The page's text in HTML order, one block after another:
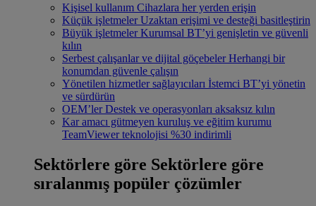
Kişisel kullanım Cihazlara her yerden erişin
Küçük işletmeler Uzaktan erişimi ve desteği basitleştirin
Büyük işletmeler Kurumsal BT’yi genişletin ve güvenli
kılın
Serbest çalışanlar ve dijital göçebeler Herhangi bir
konumdan güvenle çalışın
Yönetilen hizmetler sağlayıcıları İstemci BT’yi yönetin
ve sürdürün
OEM’ler Destek ve operasyonları aksaksız kılın
Kar amacı gütmeyen kuruluş ve eğitim kurumu
TeamViewer teknolojisi %30 indirimli
Sektörlere göre Sektörlere göre
sıralanmış popüler çözümler